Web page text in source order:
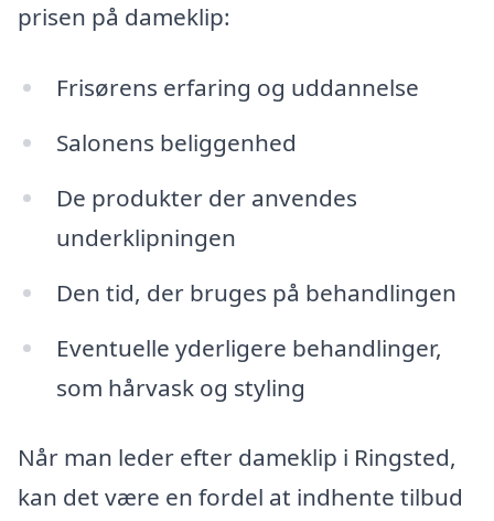
prisen på dameklip:
Frisørens erfaring og uddannelse
Salonens beliggenhed
De produkter der anvendes
underklipningen
Den tid, der bruges på behandlingen
Eventuelle yderligere behandlinger,
som hårvask og styling
Når man leder efter dameklip i Ringsted,
kan det være en fordel at indhente tilbud